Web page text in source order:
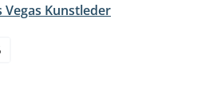
Vegas Kunstleder
verfügbar.)